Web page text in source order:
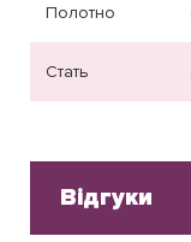
Полотно
Стать
Відгуки